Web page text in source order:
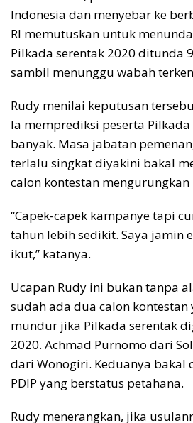
Indonesia dan menyebar ke
RI memutuskan untuk
Pilkada serentak 2020 ditunda
sambil menunggu wabah
Rudy menilai keputusan
Ia memprediksi peserta
banyak. Masa jabatan
terlalu singkat diyakini bakal
calon kontestan mengurungkan
“Capek-capek kampanye tapi
tahun lebih sedikit. Saya jamin
ikut,” katanya.
Ucapan Rudy ini bukan tanpa
sudah ada dua calon kontestan
mundur jika Pilkada serentak
2020. Achmad Purnomo dari
dari Wonogiri. Keduanya bakal
PDIP yang berstatus petahana.
Rudy menerangkan, jika